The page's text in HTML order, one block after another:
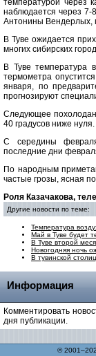
температурой через
наблюдается через 7-
Антонины Вендерлых,
В Туве ожидается
многих сибирских
В Туве температура
термометра
января, по
прогнозируют
Следующее
40 градусов ниже нуля.
С середины
последние дни
По народным
частые грозы, ясная
Роля Казачакова,
Другие новости по теме:
Температура
Май в Туве будет
В Туве второй
Новогодняя ночь
В тувинской
Информация
Комментировать
дня публикации.
©